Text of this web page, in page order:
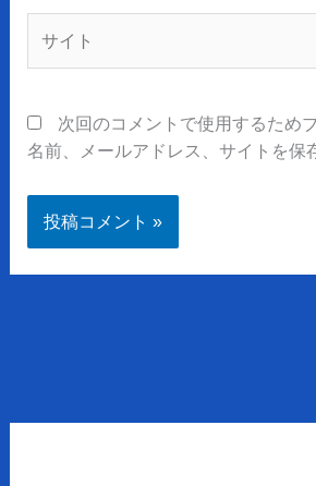
*
次回のコメントで使用するため
名前、メールアドレス、サイトを保